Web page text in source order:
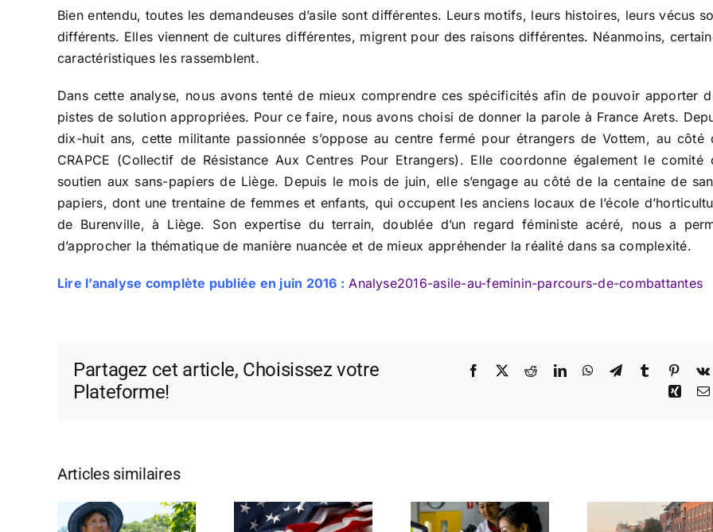
Bien entendu, toutes les demandeuses d’asile sont différentes. Leurs motifs, leurs histoires, leurs vécus
différents. Elles viennent de cultures différentes, migrent pour des raisons différentes. Néanmoins,
caractéristiques les rassemblent.
Dans cette analyse, nous avons tenté de mieux comprendre ces spécificités afin de pouvoir apporter
pistes de solution appropriées. Pour ce faire, nous avons choisi de donner la parole à France Arets.
dix-huit ans, cette militante passionnée s’oppose au centre fermé pour étrangers de Vottem, au côté
CRAPCE (Collectif de Résistance Aux Centres Pour Etrangers). Elle coordonne également le comité
soutien aux sans-papiers de Liège. Depuis le mois de juin, elle s’engage au côté de la centaine de
papiers, dont une trentaine de femmes et enfants, qui occupent les anciens locaux de l’école
de Burenville, à Liège. Son expertise du terrain, doublée d’un regard féministe acéré, nous a
d’approcher la thématique de manière nuancée et de mieux appréhender la réalité dans sa complexité.
Lire l’analyse complète publiée en juin 2016 : Analyse2016-asile-au-feminin-parcours-de-combattantes
Partagez cet article, Choisissez votre
Plateforme!
Facebook RedditLinkedInWhatsApp
TelegramTumblr
Xing
Articles similaires